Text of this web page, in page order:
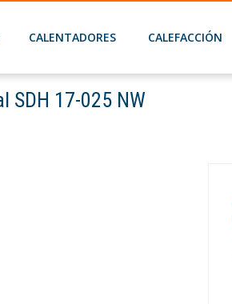
CALENTADORES CALEFACCIÓN
SDH 17-025 NW